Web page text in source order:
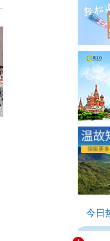
今日